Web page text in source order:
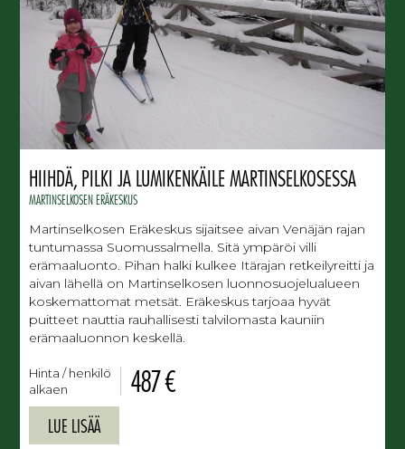
HIIHDÄ, PILKI JA LUMIKENKÄILE MARTINSELKOSESSA
MARTINSELKOSEN ERÄKESKUS
Martinselkosen Eräkeskus sijaitsee aivan Venäjän rajan
tuntumassa Suomussalmella. Sitä ympäröi villi
erämaaluonto. Pihan halki kulkee Itärajan retkeilyreitti ja
aivan lähellä on Martinselkosen luonnosuojelualueen
koskemattomat metsät. Eräkeskus tarjoaa hyvät
puitteet nauttia rauhallisesti talvilomasta kauniin
erämaaluonnon keskellä.
Hinta / henkilö
alkaen
487 €
LUE LISÄÄ